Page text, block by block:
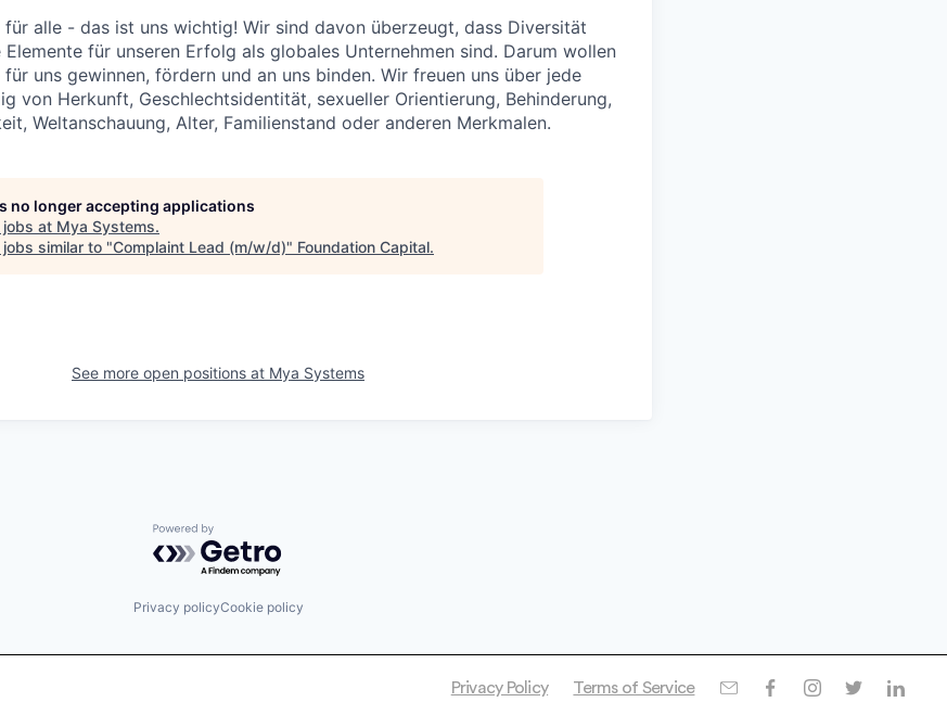
alle - das ist uns wichtig! Wir sind davon überzeugt, dass Diversität
für unseren Erfolg als globales Unternehmen sind. Darum wollen
uns gewinnen, fördern und an uns binden. Wir freuen uns über jede
von Herkunft, Geschlechtsidentität, sexueller Orientierung, Behinderung,
Weltanschauung, Alter, Familienstand oder anderen Merkmalen.
no longer accepting applications
jobs at Mya Systems.
similar to "Complaint Lead (m/w/d)" Foundation Capital.
See more open positions at Mya Systems
Powered by Getro.com
Privacy policyCookie policy
Privacy Policy Terms of Service